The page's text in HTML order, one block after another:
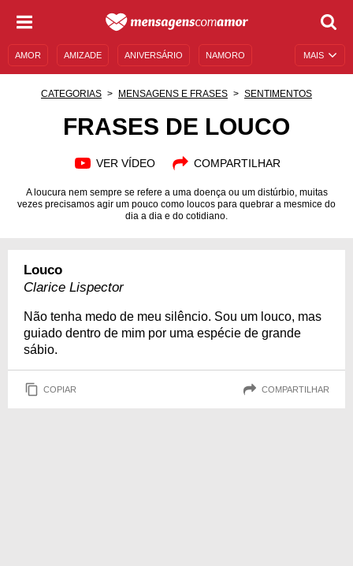
MAIS
AMOR AMIZADE ANIVERSÁRIO NAMORO
CATEGORIAS MENSAGENS E FRASES SENTIMENTOS
FRASES DE LOUCO
VER VÍDEO COMPARTILHAR
A loucura nem sempre se refere a uma doença ou um distúrbio, muitas
vezes precisamos agir um pouco como loucos para quebrar a mesmice do
dia a dia e do cotidiano.
Louco
Clarice Lispector
Não tenha medo de meu silêncio. Sou um louco, mas
guiado dentro de mim por uma espécie de grande
sábio.
COPIAR COMPARTILHAR